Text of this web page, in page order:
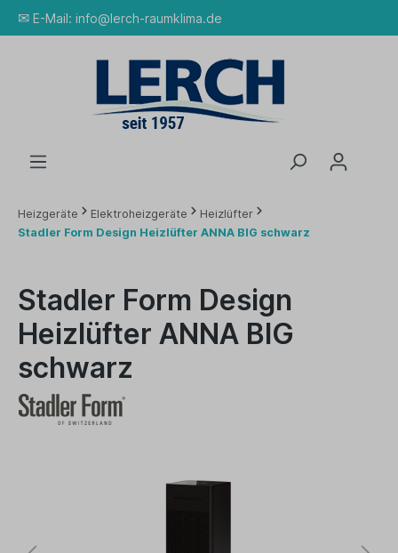
✉ E-Mail: info@lerch-raumklima.de
Heizgeräte Elektroheizgeräte
Heizlüfter
Stadler Form Design Heizlüfter ANNA BIG schwarz
Stadler Form Design
Heizlüfter ANNA BIG
schwarz